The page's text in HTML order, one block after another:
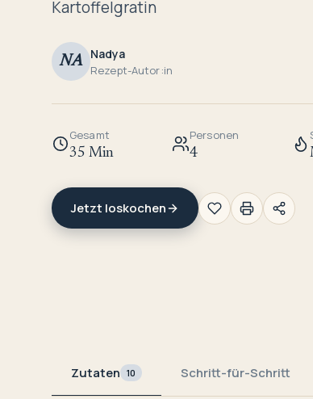
Kartoffelgratin
NA Nadya
Rezept-Autor:in
Gesamt
35 Min
Personen
4
Jetzt loskochen
Zutaten 10 Schritt-für-Schritt